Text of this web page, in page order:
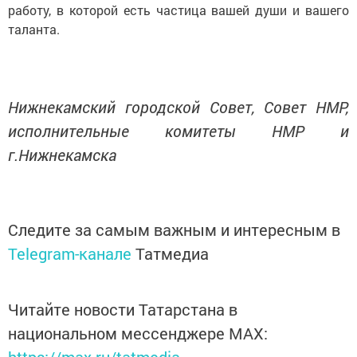
работу, в которой есть частица вашей души и вашего
таланта.
Нижнекамский городской Совет, Совет НМР,
исполнительные комитеты НМР и
г.Нижнекамска
Следите за самым важным и интересным в
Telegram-канале Татмедиа
Читайте новости Татарстана в
национальном мессенджере MАХ: